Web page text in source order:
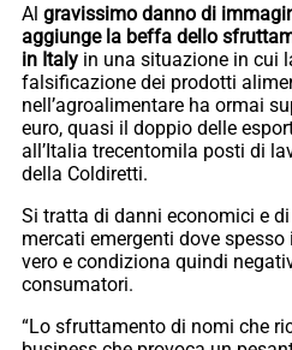
Al gravissimo danno di
aggiunge la beffa dello
in Italy in una situazione in cui
falsificazione dei prodotti
nell’agroalimentare ha ormai
euro, quasi il doppio delle
all’Italia trecentomila posti di
della Coldiretti.
Si tratta di danni economici e
mercati emergenti dove
vero e condiziona quindi
consumatori.
“Lo sfruttamento di nomi che